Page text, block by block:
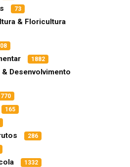
73
& Floricultura
1882
Desenvolvimento
770
165
286
1332